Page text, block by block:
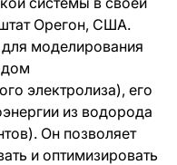
Орегон, США.
моделирования
электролиза), его
из водорода
Он позволяет
и оптимизировать